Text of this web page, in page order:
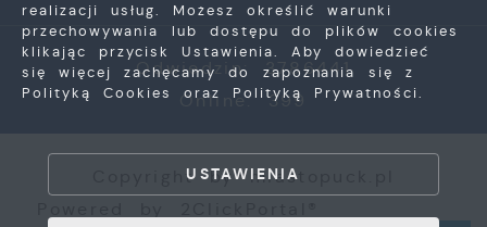
Odwiedzin: 3786441
Online: 399
Copyright by miastopuck.pl
realizacji usług. Możesz określić warunki
przechowywania lub dostępu do plików cookies
klikając przycisk Ustawienia. Aby dowiedzieć
się więcej zachęcamy do zapoznania się z
Polityką Cookies oraz Polityką Prywatności.
USTAWIENIA
ZAPISZ WYBRANE